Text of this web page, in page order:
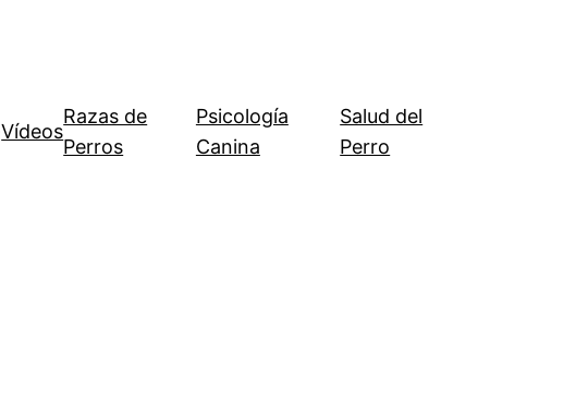
Vídeos
Razas de
Perros
Psicología
Canina
Salud del
Perro